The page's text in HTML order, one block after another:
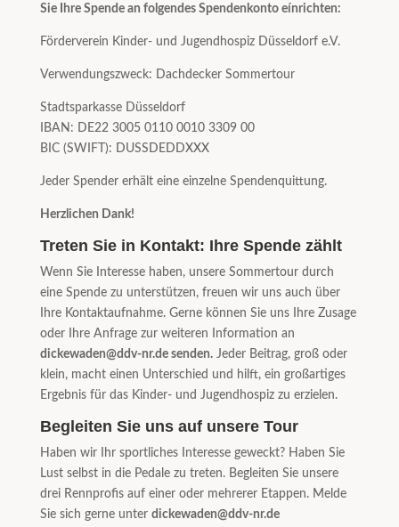
Sie Ihre Spende an folgendes Spendenkonto eínrichten:
Förderverein Kinder- und Jugendhospiz Düsseldorf e.V.
Verwendungszweck: Dachdecker Sommertour
Stadtsparkasse Düsseldorf
IBAN: DE22 3005 0110 0010 3309 00
BIC (SWIFT): DUSSDEDDXXX
Jeder Spender erhält eine einzelne Spendenquittung.
Herzlichen Dank!
Treten Sie in Kontakt: Ihre Spende zählt
Wenn Sie Interesse haben, unsere Sommertour durch
eine Spende zu unterstützen, freuen wir uns auch über
Ihre Kontaktaufnahme. Gerne können Sie uns Ihre Zusage
oder Ihre Anfrage zur weiteren Information an
dickewaden@ddv-nr.de senden.Jeder Beitrag, groß oder
klein, macht einen Unterschied und hilft, ein großartiges
Ergebnis für das Kinder- und Jugendhospiz zu erzielen.
Begleiten Sie uns auf unsere Tour
Haben wir Ihr sportliches Interesse geweckt? Haben Sie
Lust selbst in die Pedale zu treten. Begleiten Sie unsere
drei Rennprofis auf einer oder mehrerer Etappen. Melde
Sie sich gerne unter dickewaden@ddv-nr.de